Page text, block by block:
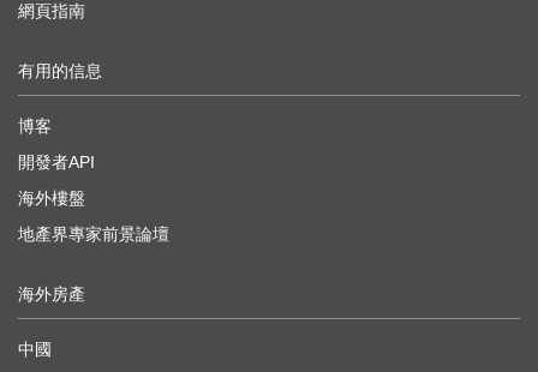
網頁指南
有用的信息
博客
開發者API
海外樓盤
地產界專家前景論壇
海外房產
中國